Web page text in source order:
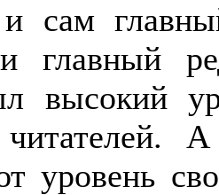
сам
главный
высокий
уровень